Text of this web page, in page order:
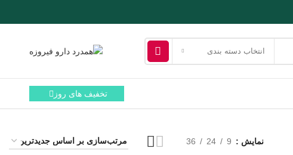
انتخاب دسته بندی
تخفیف های روز
نمایش 9
24
36